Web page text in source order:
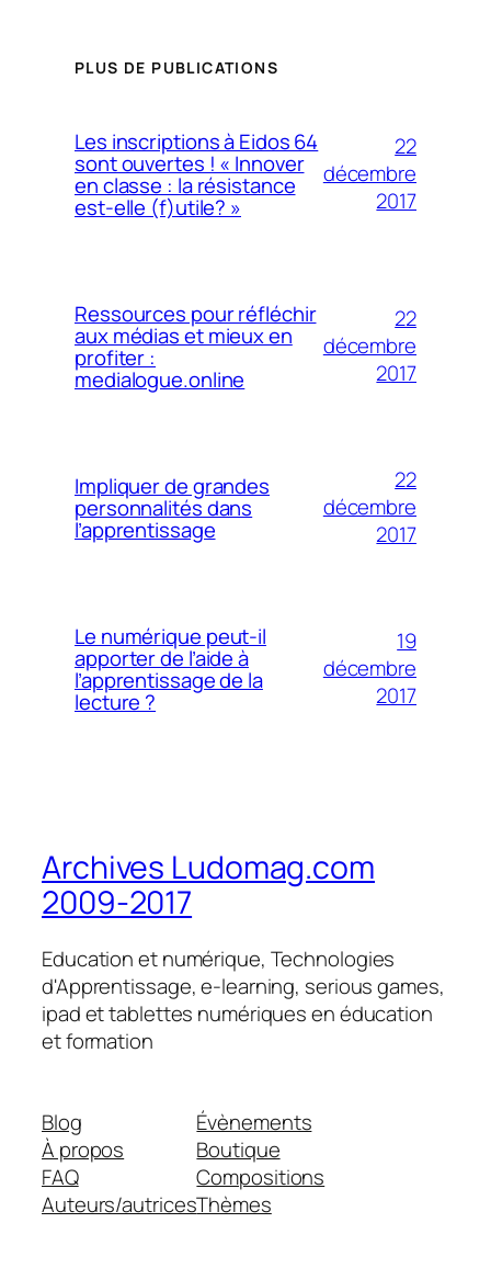
PLUS DE PUBLICATIONS
Les inscriptions à Eidos 64
sont ouvertes ! « Innover
en classe : la résistance
est-elle (f)utile? »
22
décembre
2017
Ressources pour réfléchir
aux médias et mieux en
profiter :
medialogue.online
22
décembre
2017
Impliquer de grandes
personnalités dans
l’apprentissage
22
décembre
2017
Le numérique peut-il
apporter de l’aide à
l’apprentissage de la
lecture ?
19
décembre
2017
Archives Ludomag.com
2009-2017
Education et numérique, Technologies
d'Apprentissage, e-learning, serious games,
ipad et tablettes numériques en éducation
et formation
Blog
À propos
FAQ
Auteurs/autrices
Évènements
Boutique
Compositions
Thèmes